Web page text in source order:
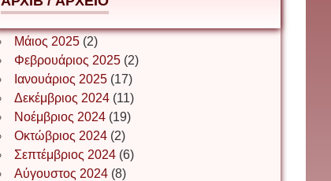
Δημήτριος Ζακοντινός
ΕΥΑΓΓΕΛΟΣ ΜΩΚΟΣ
Μάιος 2025 (2)
Φεβρουάριος 2025 (2)
Ιανουάριος 2025 (17)
Δεκέμβριος 2024 (11)
Νοέμβριος 2024 (19)
Οκτώβριος 2024 (2)
Σεπτέμβριος 2024 (6)
Αύγουστος 2024 (8)